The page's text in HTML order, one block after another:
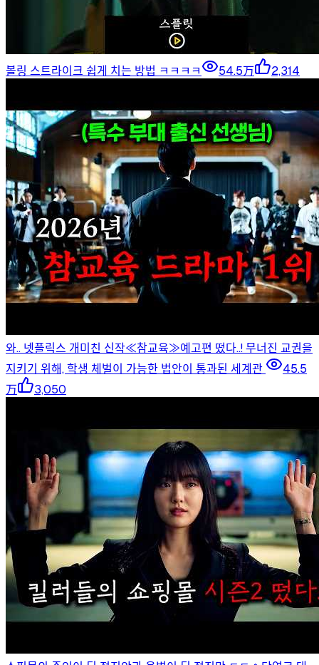
볼링 스트라이크 쉽게 치는 방법 ㅋㅋㅋㅋ 54.5万 2,314
와.. 넷플릭스 개미친 신작≪참교육≫예고편 떴다..! 무너진 교권을
지키기 위해, 학생 체벌이 가능한 법안이 통과된 세계관
45.5
万
3,050